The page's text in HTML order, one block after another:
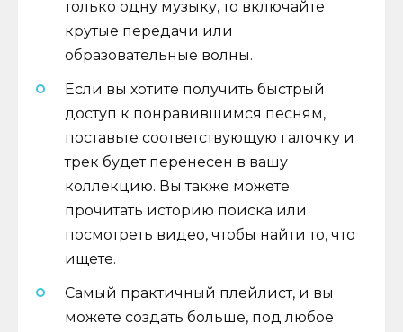
только одну музыку, то включайте
крутые передачи или
образовательные волны.
Если вы хотите получить быстрый
доступ к понравившимся песням,
поставьте соответствующую галочку и
трек будет перенесен в вашу
коллекцию. Вы также можете
прочитать историю поиска или
посмотреть видео, чтобы найти то, что
ищете.
Самый практичный плейлист, и вы
можете создать больше, под любое